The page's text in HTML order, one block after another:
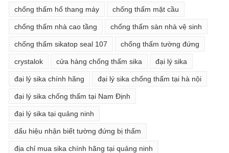
chống thấm hố thang máy chống thấm mặt cầu
chống thấm nhà cao tầng chống thấm sàn nhà vệ sinh
chống thấm sikatop seal 107 chống thấm tường đứng
crystalok cửa hàng chống thấm sika đại lý sika
đại lý sika chính hãng đại lý sika chống thấm tại hà nội
đại lý sika chống thấm tại Nam Định
đại lý sika tại quảng ninh
dấu hiệu nhận biết tường đứng bị thấm
địa chỉ mua sika chính hãng tại quảng ninh